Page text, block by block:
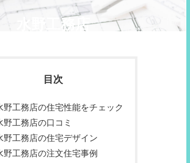
水野工務店
野工務店の住宅性能をチェック
野工務店の口コミ
野工務店の住宅デザイン
野工務店の注文住宅事例